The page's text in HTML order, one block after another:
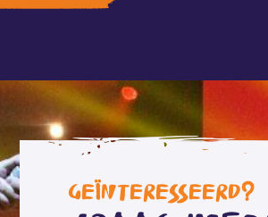
GEÏNTERESSEERD?